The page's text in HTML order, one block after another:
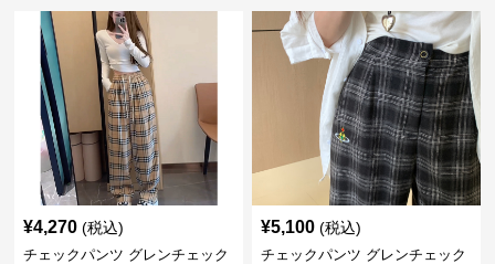
¥4,270 (税込)
チェックパンツ グレンチェック
¥5,100 (税込)
チェックパンツ グレンチェック